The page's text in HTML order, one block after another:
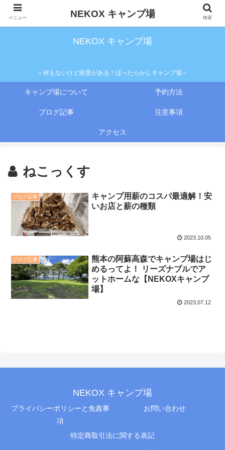
NEKOX キャンプ場
～何もないけど絶景がある！ほったらかしキャンプ場～
キャンプ場について 予約方法
ブログ記事 注意事項
アクセス
ねこっくす
ブログ記事
キャンプ用薪のコスパ最適解！安
いお店と薪の種類
2023.10.05
ブログ記事
熊本の阿蘇高森でキャンプ場はじ
めるってよ！ リーズナブルでア
ットホームな【NEKOXキャンプ
場】
2023.07.12
NEKOX キャンプ場
プライバシーポリシーと免責事
項
お問い合わせ
特定商取引法に関する表記
メニュー NEKOX キャンプ場 検索